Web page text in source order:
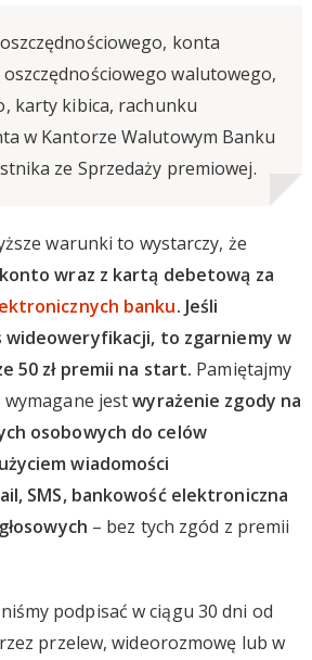
konta
walutowego,
karty kibica, rachunku
w Kantorze Walutowym Banku
ze Sprzedaży premiowej.
warunki to wystarczy, że
wraz z kartą debetową za
banku. Jeśli
wideoweryfikacji, to zgarniemy w
50 zł premii na start. Pamiętajmy
wymagane jestwyrażenie zgody na
osobowych do celów
wiadomości
SMS, bankowość elektroniczna
– bez tych zgód z premii
podpisać w ciągu 30 dni od
przelew, wideorozmowę lub w